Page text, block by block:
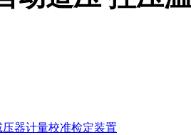
器计量校准检定装置